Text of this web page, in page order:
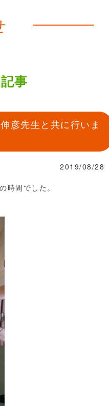
事
彦先生と共に行いま
2019/08/28
の時間でした。